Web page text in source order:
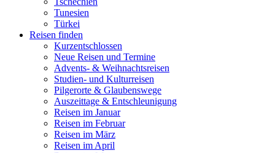
Tunesien
Türkei
Reisen finden
Kurzentschlossen
Neue Reisen und Termine
Advents- & Weihnachtsreisen
Studien- und Kulturreisen
Pilgerorte & Glaubenswege
Auszeittage & Entschleunigung
Reisen im Januar
Reisen im Februar
Reisen im März
Reisen im April